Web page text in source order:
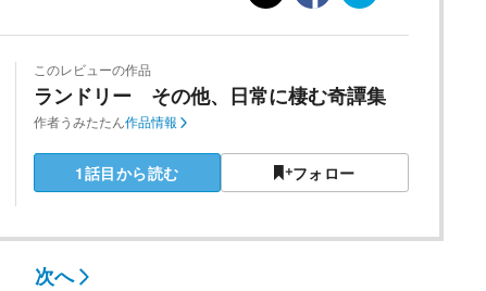
このレビューの作品
ランドリー その他、日常に棲む奇譚集
作者うみたたん作品情報
1話目から読む フォロー
次へ